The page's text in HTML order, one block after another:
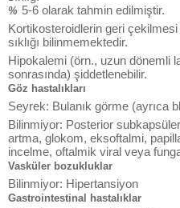
% 5-6 olarak tahmin edilmiştir.
Kortikosteroidlerin geri
sıklığı bilinmemektedir.
Hipokalemi (örn., uzun dönemli
sonrasında) şiddetlenebilir.
Göz hastalıkları
Seyrek: Bulanık görme (ayrıca
Bilinmiyor: Posterior
artma, glokom, eksoftalmi,
incelme, oftalmik viral veya
Vasküler bozukluklar
Bilinmiyor: Hipertansiyon
Gastrointestinal hastalıklar